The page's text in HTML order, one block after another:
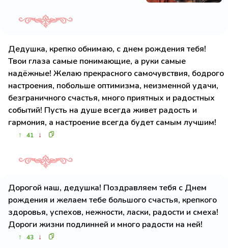
Дедушка, крепко обнимаю, с днем рождения тебя!
Твои глаза самые понимающие, а руки самые
надёжные! Желаю прекрасного самочувствия, бодрого
настроения, побольше оптимизма, неизменной удачи,
безграничного счастья, много приятных и радостных
событий! Пусть на душе всегда живет радость и
гармония, а настроение всегда будет самым лучшим!
↑ 41 ↓
Дорогой наш, дедушка! Поздравляем тебя с Днем
рождения и желаем тебе большого счастья, крепкого
здоровья, успехов, нежности, ласки, радости и смеха!
Дороги жизни подлинней и много радости на ней!
↑ 43 ↓